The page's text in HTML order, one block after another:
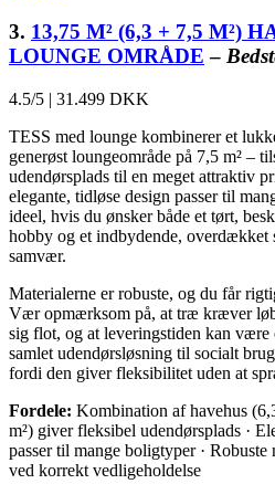
3. 13,75 M² (6,3 + 7,5 M²)
LOUNGE OMRÅDE –
4.5/5 | 31.499 DKK
TESS med lounge kombinerer et
generøst loungeområde på 7,5 m² –
udendørsplads til en meget attraktiv
elegante, tidløse design passer til
ideel, hvis du ønsker både et tørt,
hobby og et indbydende, overdækket
samvær.
Materialerne er robuste, og du får
Vær opmærksom på, at træ kræver
sig flot, og at leveringstiden kan
samlet udendørsløsning til socialt
fordi den giver fleksibilitet uden at
Fordele: Kombination af havehus
m²) giver fleksibel udendørsplads ·
passer til mange boligtyper ·
ved korrekt vedligeholdelse